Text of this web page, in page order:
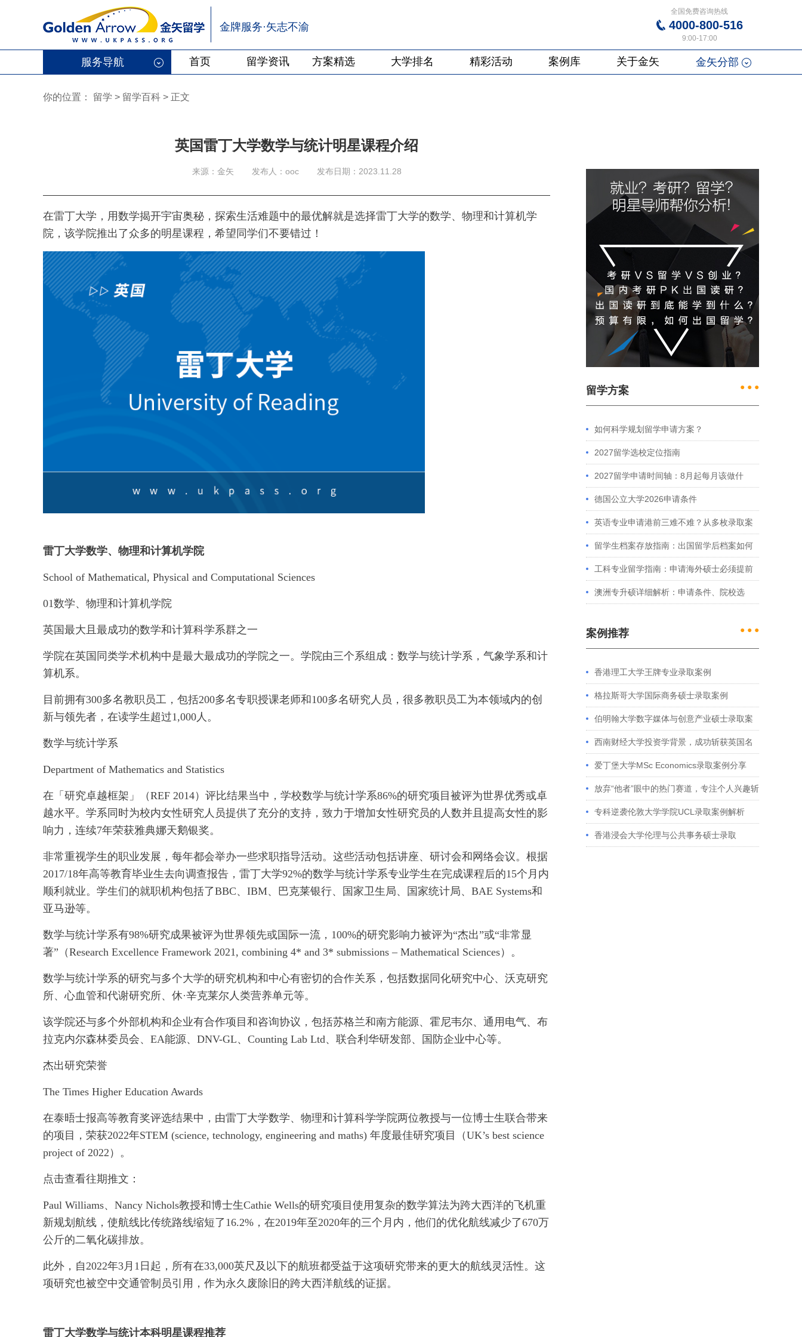
金牌服务·矢志不渝
全国免费咨询热线
4000-800-516
9:00-17:00
服务导航 首页 留学资讯 方案精选 大学排名 精彩活动 案例库 关于金矢 金矢分部
你的位置： 留学 > 留学百科 > 正文
英国雷丁大学数学与统计明星课程介绍
来源：金矢 发布人：ooc 发布日期：2023.11.28
在雷丁大学，用数学揭开宇宙奥秘，探索生活难题中的最优解就是选择雷丁大学的数学、物理和计算机学
院，该学院推出了众多的明星课程，希望同学们不要错过！
雷丁大学数学、物理和计算机学院
School of Mathematical, Physical and Computational Sciences
01数学、物理和计算机学院
英国最大且最成功的数学和计算科学系群之一
学院在英国同类学术机构中是最大最成功的学院之一。学院由三个系组成：数学与统计学系，气象学系和计
算机系。
目前拥有300多名教职员工，包括200多名专职授课老师和100多名研究人员，很多教职员工为本领域内的创
新与领先者，在读学生超过1,000人。
数学与统计学系
Department of Mathematics and Statistics
在「研究卓越框架」（REF 2014）评比结果当中，学校数学与统计学系86%的研究项目被评为世界优秀或卓
越水平。学系同时为校内女性研究人员提供了充分的支持，致力于增加女性研究员的人数并且提高女性的影
响力，连续7年荣获雅典娜天鹅银奖。
非常重视学生的职业发展，每年都会举办一些求职指导活动。这些活动包括讲座、研讨会和网络会议。根据
2017/18年高等教育毕业生去向调查报告，雷丁大学92%的数学与统计学系专业学生在完成课程后的15个月内
顺利就业。学生们的就职机构包括了BBC、IBM、巴克莱银行、国家卫生局、国家统计局、BAE Systems和
亚马逊等。
数学与统计学系有98%研究成果被评为世界领先或国际一流，100%的研究影响力被评为“杰出”或“非常显
著”（Research Excellence Framework 2021, combining 4* and 3* submissions – Mathematical Sciences）。
数学与统计学系的研究与多个大学的研究机构和中心有密切的合作关系，包括数据同化研究中心、沃克研究
所、心血管和代谢研究所、休·辛克莱尔人类营养单元等。
该学院还与多个外部机构和企业有合作项目和咨询协议，包括苏格兰和南方能源、霍尼韦尔、通用电气、布
拉克内尔森林委员会、EA能源、DNV-GL、Counting Lab Ltd、联合利华研发部、国防企业中心等。
杰出研究荣誉
The Times Higher Education Awards
在泰晤士报高等教育奖评选结果中，由雷丁大学数学、物理和计算科学学院两位教授与一位博士生联合带来
的项目，荣获2022年STEM (science, technology, engineering and maths) 年度最佳研究项目（UK’s best science
project of 2022）。
点击查看往期推文：
Paul Williams、Nancy Nichols教授和博士生Cathie Wells的研究项目使用复杂的数学算法为跨大西洋的飞机重
新规划航线，使航线比传统路线缩短了16.2%，在2019年至2020年的三个月内，他们的优化航线减少了670万
公斤的二氧化碳排放。
此外，自2022年3月1日起，所有在33,000英尺及以下的航班都受益于这项研究带来的更大的航线灵活性。这
项研究也被空中交通管制员引用，作为永久废除旧的跨大西洋航线的证据。
雷丁大学数学与统计本科明星课程推荐
留学方案 ● ● ●
如何科学规划留学申请方案？
2027留学选校定位指南
2027留学申请时间轴：8月起每月该做什
么？英、美、澳、港申请全攻略
德国公立大学2026申请条件
英语专业申请港前三难不难？从多枚录取案
例看港大、港中文申请要求
留学生档案存放指南：出国留学后档案如何
处理？留学服务中心常见问题解答
工科专业留学指南：申请海外硕士必须提前
准备的4件事
澳洲专升硕详细解析：申请条件、院校选
案例推荐 ● ● ●
香港理工大学王牌专业录取案例
格拉斯哥大学国际商务硕士录取案例
伯明翰大学数字媒体与创意产业硕士录取案
例 西南财经大学投资学背景，成功斩获英国名
校多份Offer
爱丁堡大学MSc Economics录取案例分享
放弃“他者”眼中的热门赛道，专注个人兴趣斩
获藤校offer｜成功跨专业申请经验分享
专科逆袭伦敦大学学院UCL录取案例解析
香港浸会大学伦理与公共事务硕士录取